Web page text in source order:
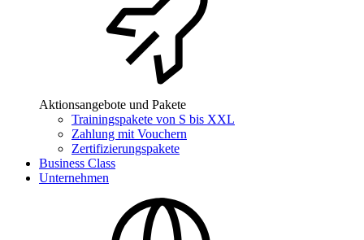
Aktionsangebote und Pakete
Trainingspakete von S bis XXL
Zahlung mit Vouchern
Zertifizierungspakete
Business Class
Unternehmen